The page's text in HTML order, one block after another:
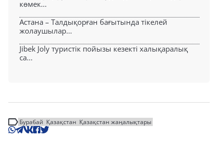
көмек...
Астана – Талдықорған бағытында тікелей
жолаушылар...
Jibek Joly туристік пойызы кезекті халықаралық
са...
Бурабай Қазақстан Қазақстан жаңалықтары